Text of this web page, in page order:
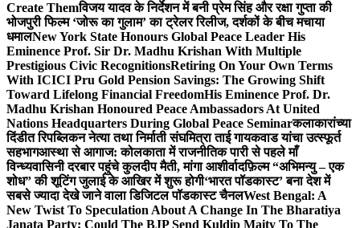
Create Themविजय यादव के निर्देशन में बनी प्रेम सिंह और रक्षा गुप्ता की
भोजपुरी फिल्म ‘जोरू का गुलाम’ का ट्रेलर रिलीज, दर्शकों के बीच मचाया
धमालNew York State Honours Global Peace Leader His
Eminence Prof. Sir Dr. Madhu Krishan With Multiple
Prestigious Civic RecognitionsRetiring On Your Own Terms
With ICICI Pru Gold Pension Savings: The Growing Shift
Toward Lifelong Financial FreedomHis Eminence Prof. Dr.
Madhu Krishan Honoured Peace Ambassadors At United
Nations Headquarters During Global Peace Seminarकलाकारांच्या
दिंडीत रिपब्लिकन नेत्या तथा निर्माती संघमित्रा ताई गायकवाड यांचा उत्स्फूर्त
सहभागआस्था से आगाज: कोलकाता में राजनीतिक पारी से पहले माँ
विन्ध्यवासिनी दरबार पहुंचे कुलदीप मैती, मांगा आशीर्वादफ़िल्म “अभिमन्यु – एक
शोध” की शूटिंग जुलाई के आखिर में शुरू होगी‘भारत पॉडकास्ट’ बना देश में
सबसे ज्यादा देखे जाने वाला डिजिटल पॉडकास्ट चैनलWest Bengal: A
New Twist To Speculation About A Change In The Bharatiya
Janata Party: Could The BJP Send Kuldip Maity To The